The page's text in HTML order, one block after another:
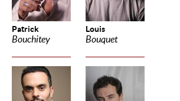
Patrick
Bouchitey
Louis
Bouquet